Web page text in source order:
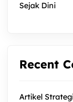
Sejak Dini
Recent
Artikel